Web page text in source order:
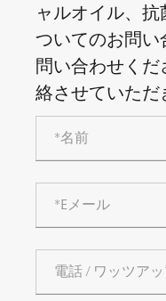
ャルオイル、
ついてのお問
問い合わせく
絡させていただ